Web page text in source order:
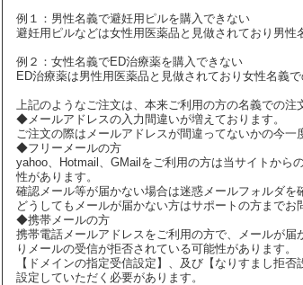
例１：男性名義で避妊用ピルを購入できない
避妊用ピルなどは女性用医薬品と見做されており男性
例２：女性名義でED治療薬を購入できない
ED治療薬は男性用医薬品と見做されており女性名義
上記のようなご注文は、本来ご利用の方の名義での注
◆メールアドレスの入力間違いが増えております。
ご注文の際はメールアドレスが間違ってないかの今一
◆フリーメールの方
yahoo、Hotmail、GMailをご利用の方は当サイトから
性があります。
確認メール等が届かない場合は迷惑メールフォルダを
どうしてもメールが届かない方はサポートの方までお
◆携帯メールの方
携帯電話メールアドレスをご利用の方で、メールが
りメールの受信が拒否されている可能性があります。
【ドメインの指定受信設定】、及び【なりすまし拒
設定していただく必要があります。